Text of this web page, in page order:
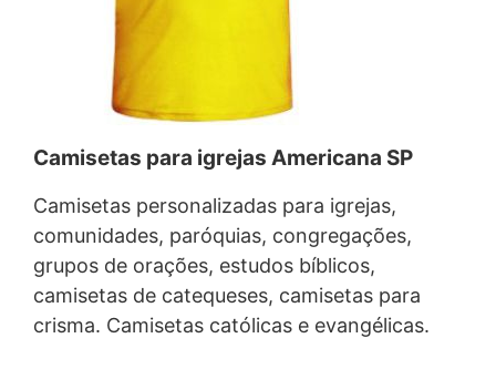
Camisetas para igrejas Americana SP
Camisetas personalizadas para igrejas,
comunidades, paróquias, congregações,
grupos de orações, estudos bíblicos,
camisetas de catequeses, camisetas para
crisma. Camisetas católicas e evangélicas.